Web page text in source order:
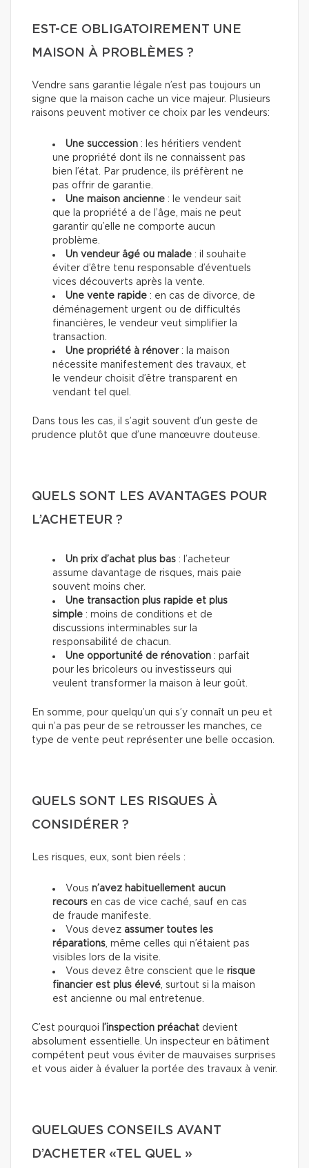
EST-CE OBLIGATOIREMENT UNE
MAISON À PROBLÈMES ?
Vendre sans garantie légale n’est pas toujours un
signe que la maison cache un vice majeur. Plusieurs
raisons peuvent motiver ce choix par les vendeurs:
Une succession : les héritiers vendent
une propriété dont ils ne connaissent pas
bien l’état. Par prudence, ils préfèrent ne
pas offrir de garantie.
Une maison ancienne : le vendeur sait
que la propriété a de l’âge, mais ne peut
garantir qu’elle ne comporte aucun
problème.
Un vendeur âgé ou malade : il souhaite
éviter d’être tenu responsable d’éventuels
vices découverts après la vente.
Une vente rapide : en cas de divorce, de
déménagement urgent ou de difficultés
financières, le vendeur veut simplifier la
transaction.
Une propriété à rénover: la maison
nécessite manifestement des travaux, et
le vendeur choisit d’être transparent en
vendant tel quel.
Dans tous les cas, il s’agit souvent d’un geste de
prudence plutôt que d’une manœuvre douteuse.
QUELS SONT LES AVANTAGES POUR
L’ACHETEUR ?
Un prix d’achat plus bas : l’acheteur
assume davantage de risques, mais paie
souvent moins cher.
Une transaction plus rapide et plus
simple : moins de conditions et de
discussions interminables sur la
responsabilité de chacun.
Une opportunité de rénovation : parfait
pour les bricoleurs ou investisseurs qui
veulent transformer la maison à leur goût.
En somme, pour quelqu’un qui s’y connaît un peu et
qui n’a pas peur de se retrousser les manches, ce
type de vente peut représenter une belle occasion.
QUELS SONT LES RISQUES À
CONSIDÉRER ?
Les risques, eux, sont bien réels :
Vous n’avez habituellement aucun
recours en cas de vice caché, sauf en cas
de fraude manifeste.
Vous devez assumer toutes les
réparations , même celles qui n’étaient pas
visibles lors de la visite.
Vous devez être conscient que le risque
financier est plus élevé , surtout si la maison
est ancienne ou mal entretenue.
C’est pourquoi l’inspection préachat devient
absolument essentielle. Un inspecteur en bâtiment
compétent peut vous éviter de mauvaises surprises
et vous aider à évaluer la portée des travaux à venir.
QUELQUES CONSEILS AVANT
D’ACHETER «TEL QUEL »